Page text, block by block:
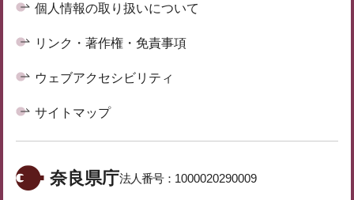
個人情報の取り扱いについて
リンク・著作権・免責事項
ウェブアクセシビリティ
サイトマップ
奈良県庁法人番号： 1000020290009